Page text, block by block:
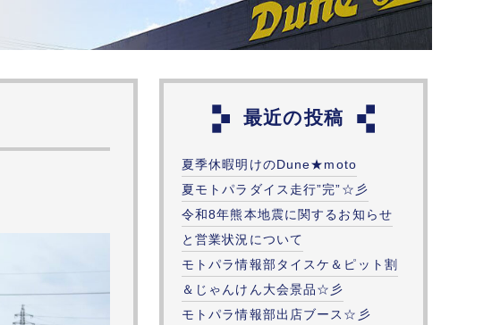
最近の投稿
夏季休暇明けのDune★moto
夏モトパラダイス走行”完”☆彡
令和8年熊本地震に関するお知らせ
と営業状況について
モトパラ情報部タイスケ＆ピット割
＆じゃんけん大会景品☆彡
モトパラ情報部出店ブース☆彡